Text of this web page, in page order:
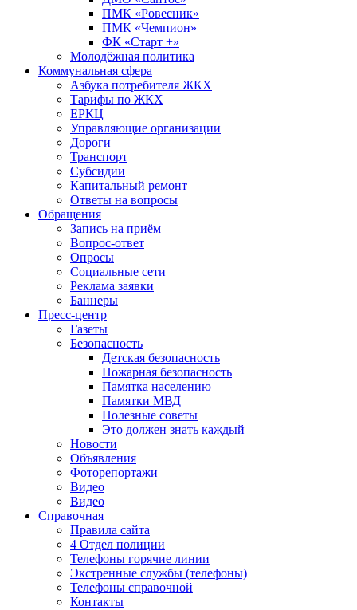
ПМК «Ровесник»
ПМК «Чемпион»
ФК «Старт +»
Молодёжная политика
Коммунальная сфера
Азбука потребителя ЖКХ
Тарифы по ЖКХ
ЕРКЦ
Управляющие организации
Дороги
Транспорт
Субсидии
Капитальный ремонт
Ответы на вопросы
Обращения
Запись на приём
Вопрос-ответ
Опросы
Социальные сети
Реклама заявки
Баннеры
Пресс-центр
Газеты
Безопасность
Детская безопасность
Пожарная безопасность
Памятка населению
Памятки МВД
Полезные советы
Это должен знать каждый
Новости
Объявления
Фоторепортажи
Видео
Видео
Справочная
Правила сайта
4 Отдел полиции
Телефоны горячие линии
Экстренные службы (телефоны)
Телефоны справочной
Контакты